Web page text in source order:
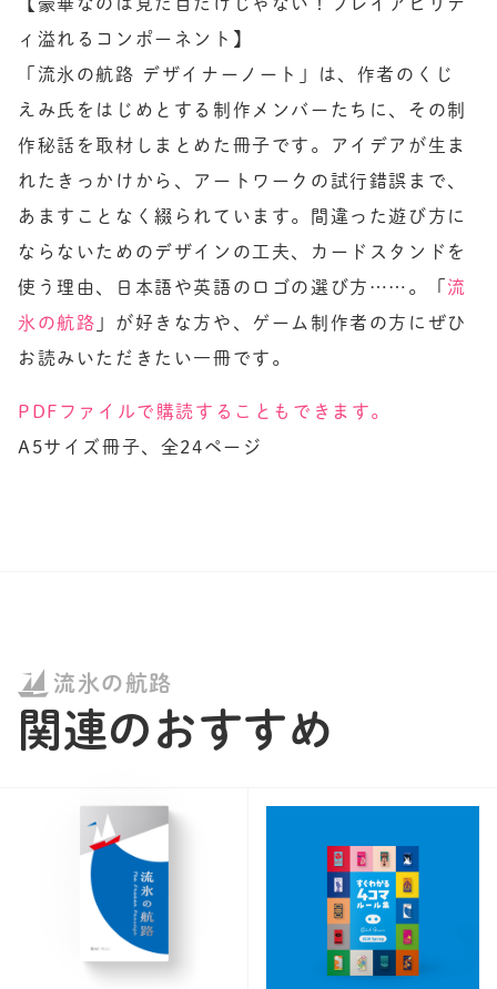
ィ溢れるコンポーネント】
「流氷の航路 デザイナーノート」は、作者のくじ
えみ氏をはじめとする制作メンバーたちに、その制
作秘話を取材しまとめた冊子です。アイデアが生ま
れたきっかけから、アートワークの試行錯誤まで、
あますことなく綴られています。間違った遊び方に
ならないためのデザインの工夫、カードスタンドを
使う理由、日本語や英語のロゴの選び方……。「 流
氷の航路 」が好きな方や、ゲーム制作者の方にぜひ
お読みいただきたい一冊です。
PDFファイルで購読することもできます。
A5サイズ冊子、全24ページ
流氷の航路
関連のおすすめ